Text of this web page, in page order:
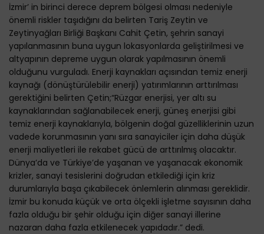
İzmir’ in birinci derece deprem bölgesi olması nedeniyle
önemli riskler taşıdığını da belirten Tariş Zeytin ve
Zeytinyağları Birliği Başkanı Cahit Çetin, şehrin sanayi
yapılanmasının buna uygun lokasyonlarda geliştirilmesi ve
altyapının depreme uygun olarak yapılmasının önemli
olduğunu vurguladı. Enerji kaynakları açısından temiz enerji
kaynağı (dönüştürülebilir enerji) yatırımlarının arttırılması
gerektiğini belirten Çetin;“Rüzgar enerjisi, yer altı su
kaynaklarından sağlanabilecek enerji, güneş enerjisi gibi
temiz enerji kaynaklarıyla, bölgenin doğal güzelliklerinin uzun
vadede korunmasının yanı sıra sanayiciler için daha düşük
enerji maliyetleri ile rekabet gücü de arttırılmış olacaktır.
Dünya’da ve Türkiye’de yaşanan ve yaşanacak ekonomik
krizler, sanayi tesislerini doğrudan etkilediği için kriz
durumlarıyla başa çıkabilecek önlemlerin alınması gereklidir.
İzmir bu konuda küçük ve orta ölçekli işletme sayısının daha
fazla olduğu bir şehir olduğu için diğer sanayi illerine
nazaran daha fazla etkilenecek yapıdadır.” dedi.